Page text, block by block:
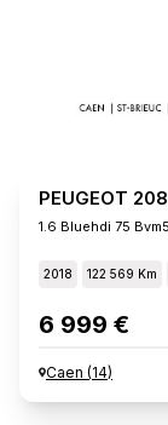
PEUGEOT 208
1.6 Bluehdi 75
2018 122 569 Km
6 999 €
Caen (14)